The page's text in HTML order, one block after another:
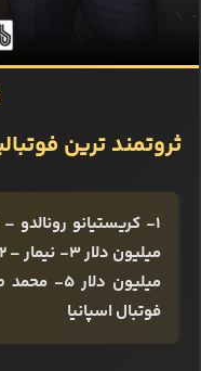
ثروتمند ترین
فوتبال اسپانیا